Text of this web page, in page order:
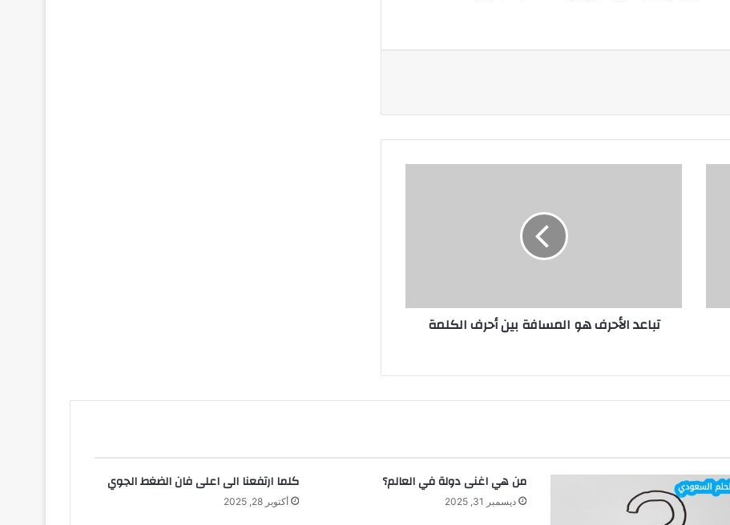
تباعد الأحرف هو المسافة بين أحرف الكلمة
من هي اغنى دولة في العالم؟
ديسمبر 31, 2025
كلما ارتفعنا الى اعلى فان الضغط الجوي
أكتوبر 28, 2025